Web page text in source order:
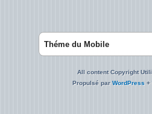
Théme du Mobile
All content Copyright
Propulsé parWordPress +